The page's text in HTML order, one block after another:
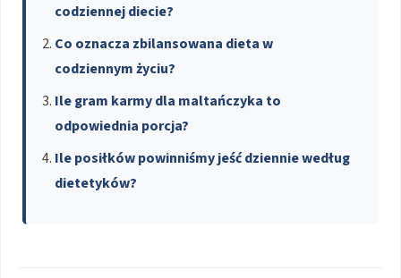
codziennej diecie?
Co oznacza zbilansowana dieta w
codziennym życiu?
Ile gram karmy dla maltańczyka to
odpowiednia porcja?
Ile posiłków powinniśmy jeść dziennie według
dietetyków?